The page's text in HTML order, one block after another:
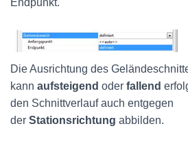
Endpunkt.
Die Ausrichtung des
kann aufsteigend oder fallend
den Schnittverlauf auch entgegen
der Stationsrichtung abbilden.